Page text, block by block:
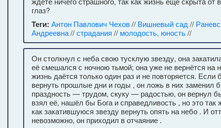
глаз?
Теги: Антон Павлович Чехов// Вишневый сад //
Андреевна//страдания // молодость, юность//
Он столкнул с неба свою тусклую звезду, она
её смешался с ночною тьмой; она уже не вернётся на
жизнь даётся только один раз и не повторяется.
вернуть прошлые дни и годы , он ложь в них заменил
праздность — трудом, скуку — радостью, он вернул
взял её, нашёл бы Бога и справедливость , но это так
как закатившуюся звезду вернуть опять на небо . И
невозможно, он приходил в отчаяние .